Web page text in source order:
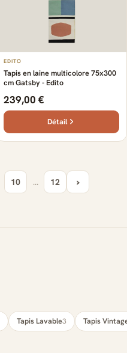
EDITO
Tapis en laine multicolore 75x300
cm Gatsby - Edito
239,00 €
Détail
10 … 12 ›
Tapis Lavable3 Tapis